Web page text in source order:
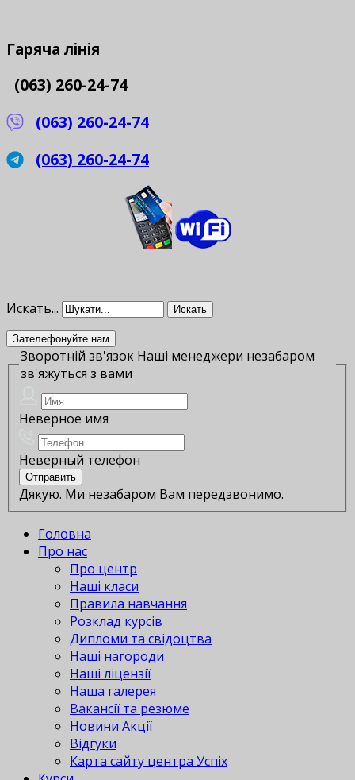
Гаряча лінія
(063) 260-24-74
(063) 260-24-74
(063) 260-24-74
Искать... Искать
Зателефонуйте нам
Зворотній зв'язок Наші менеджери незабаром
зв'яжуться з вами
Неверное имя
Неверный телефон
Дякую. Ми незабаром Вам передзвонимо.
Головна
Про нас
Про центр
Наші класи
Правила навчання
Розклад курсів
Дипломи та свідоцтва
Наші нагороди
Наші ліцензії
Наша галерея
Вакансії та резюме
Новини Акції
Відгуки
Карта сайту центра Успіх